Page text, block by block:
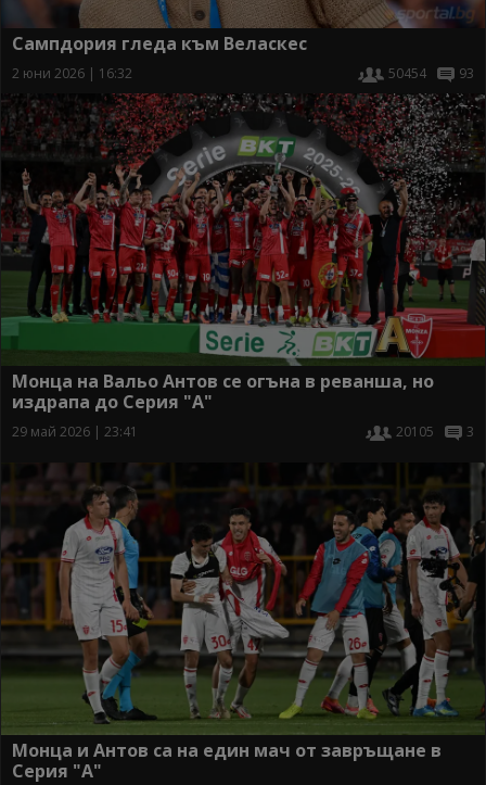
Сампдория гледа към Веласкес
2 юни 2026 | 16:32 50454 93
Монца на Вальо Антов се огъна в реванша, но
издрапа до Серия "А"
29 май 2026 | 23:41 20105 3
Монца и Антов са на един мач от завръщане в
Серия "А"